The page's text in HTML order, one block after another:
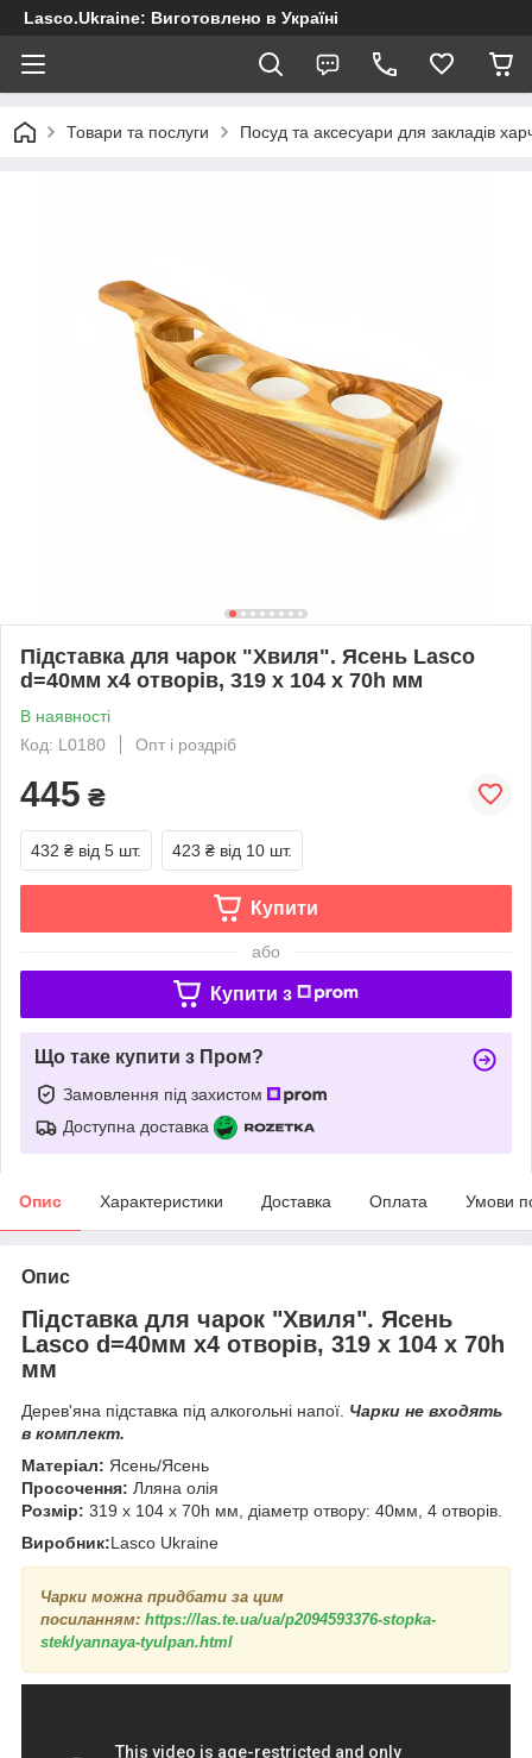
Lasco.Ukraine: Виготовлено в Україні
Товари та послуги Посуд та аксесуари для закладів
Підставка для чарок "Хвиля". Ясень Lasco
d=40мм х4 отворів, 319 х 104 х 70h мм
В наявності
Код: L0180
Опт і роздріб
445 ₴
432 ₴ від 5 шт. 423 ₴ від 10 шт.
Купити
або
Купити з
Що таке купити з Пром?
Замовлення під захистом
Доступна доставка
Опис Характеристики Доставка Оплата Умови
Опис
Підставка для чарок "Хвиля". Ясень
Lasco d=40мм х4 отворів, 319 х 104 х 70h
мм
Дерев'яна підставка під алкогольні напої. Чарки не входять
в комплект.
Матеріал: Ясень/Ясень
Просочення: Лляна олія
Розмір: 319 х 104 х 70h мм, діаметр отвору: 40мм, 4 отворів.
Виробник:Lasco Ukraine
Чарки можна придбати за цим
посиланням: https://las.te.ua/ua/p2094593376-stopka-
steklyannaya-tyulpan.html